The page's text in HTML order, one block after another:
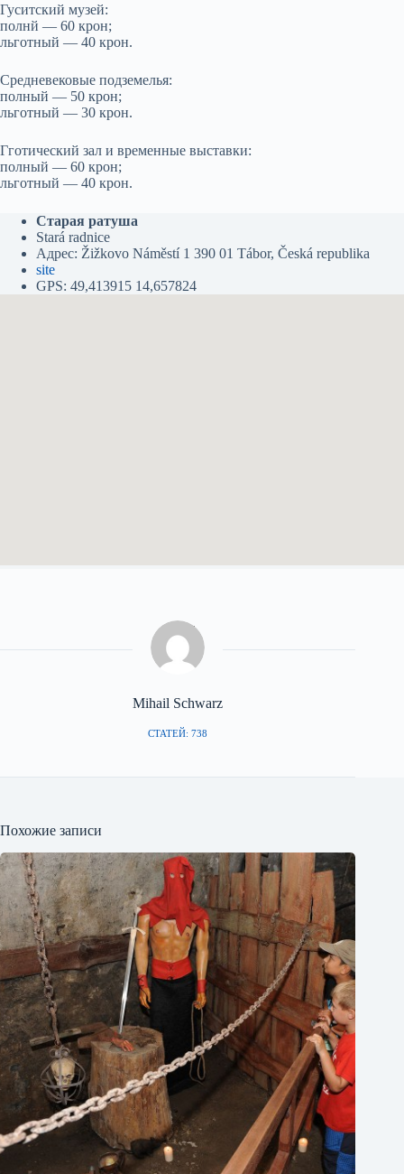
Гуситский музей:
полнй — 60 крон;
льготный — 40 крон.
Средневековые подземелья:
полный — 50 крон;
льготный — 30 крон.
Гготический зал и временные выставки:
полный — 60 крон;
льготный — 40 крон.
Старая ратуша
Stará radnice
Адрес: Žižkovo Náměstí 1 390 01 Tábor, Česká republika
site
GPS: 49,413915 14,657824
Mihail Schwarz
СТАТЕЙ: 738
Похожие записи